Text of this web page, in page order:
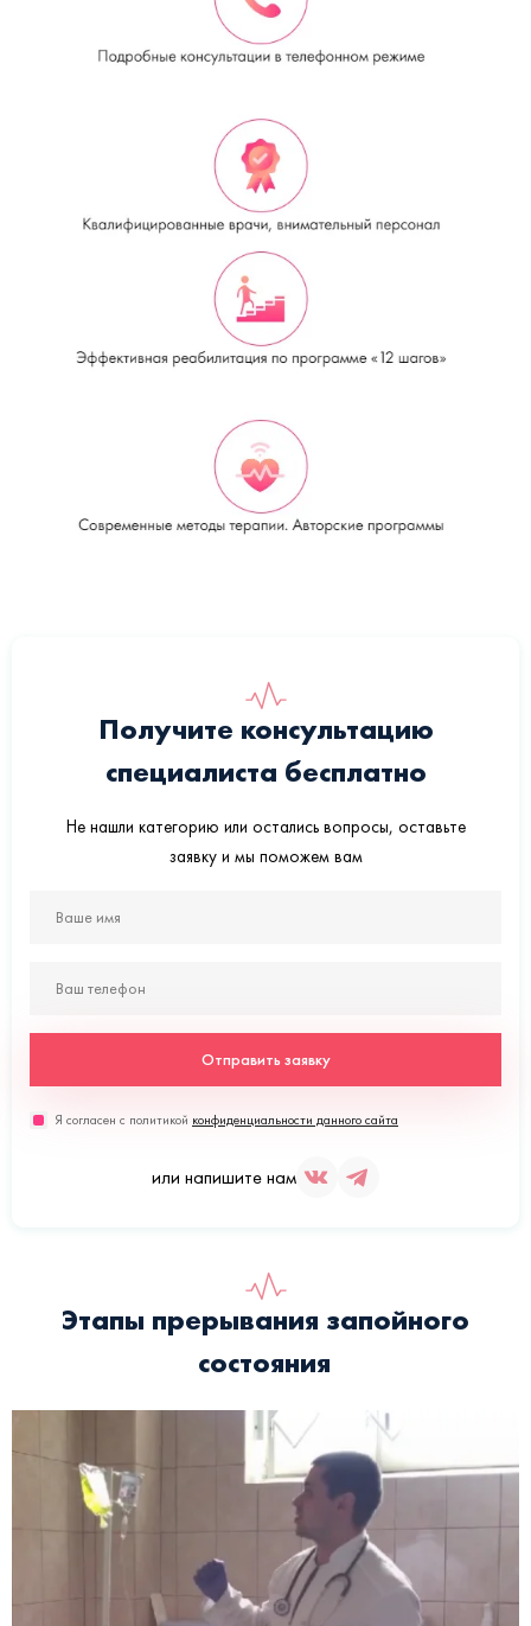
Получите консультацию
специалиста бесплатно
Не нашли категорию или остались вопросы, оставьте
заявку и мы поможем вам
Отправить заявку
Я согласен с политикой конфиденциальности данного сайта
или напишите нам
Этапы прерывания запойного
состояния